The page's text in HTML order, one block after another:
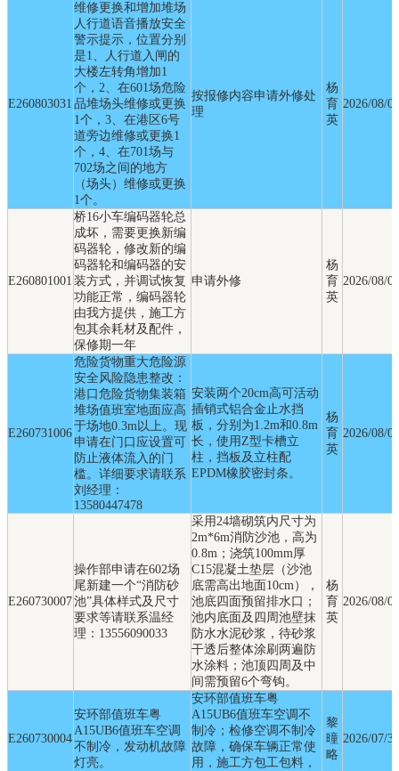
E260803031
维修更换和增加堆场
人行道语音播放安全
警示提示，位置分别
是1、人行道入闸的
大楼左转角增加1
个，2、在601场危险
品堆场头维修或更换
1个，3、在港区6号
道旁边维修或更换1
个，4、在701场与
702场之间的地方
（场头）维修或更换
1个。
按报修内容申请外修处
理
杨
育
英
2026/08/05
E260801001
桥16小车编码器轮总
成坏，需要更换新编
码器轮，修改新的编
码器轮和编码器的安
装方式，并调试恢复
功能正常，编码器轮
由我方提供，施工方
包其余耗材及配件，
保修期一年
申请外修
杨
育
英
2026/08/04
E260731006
危险货物重大危险源
安全风险隐患整改：
港口危险货物集装箱
堆场值班室地面应高
于场地0.3m以上。现
申请在门口应设置可
防止液体流入的门
槛。详细要求请联系
刘经理：
13580447478
安装两个20cm高可活动
插销式铝合金止水挡
板，分别为1.2m和0.8m
长，使用Z型卡槽立
柱，挡板及立柱配
EPDM橡胶密封条。
杨
育
英
2026/08/05
E260730007
操作部申请在602场
尾新建一个“消防砂
池”具体样式及尺寸
要求等请联系温经
理：13556090033
采用24墙砌筑内尺寸为
2m*6m消防沙池，高为
0.8m；浇筑100mm厚
C15混凝土垫层（沙池
底需高出地面10cm），
池底四面预留排水口；
池内底面及四周池壁抹
防水水泥砂浆，待砂浆
干透后整体涂刷两遍防
水涂料；池顶四周及中
间需预留6个弯钩。
杨
育
英
2026/08/05
E260730004
安环部值班车粤
A15UB6值班车空调
不制冷，发动机故障
灯亮。
安环部值班车粤
A15UB6值班车空调不
制冷；检修空调不制冷
故障，确保车辆正常使
用，施工方包工包料，
黎
曈
略
2026/07/31